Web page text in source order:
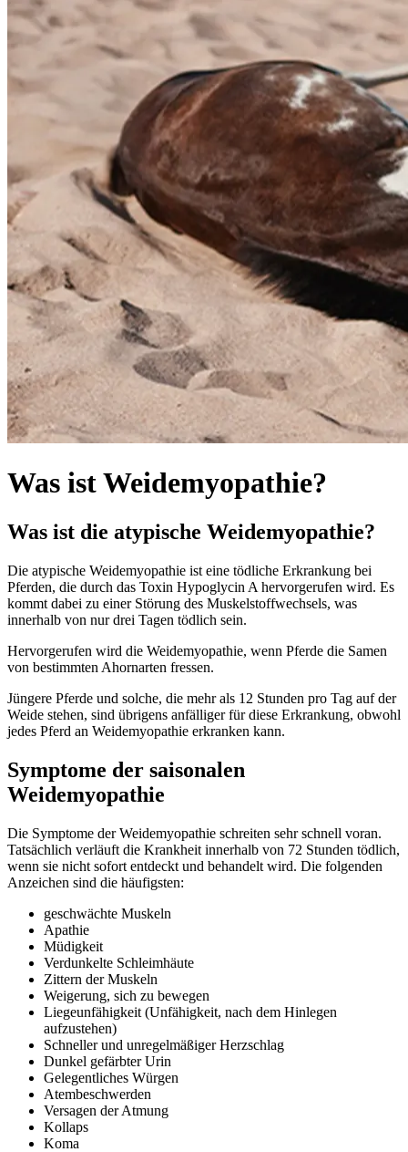
Was ist Weidemyopathie?
Was ist die atypische Weidemyopathie?
Die atypische Weidemyopathie ist eine tödliche Erkrankung bei
Pferden, die durch das Toxin Hypoglycin A hervorgerufen wird. Es
kommt dabei zu einer Störung des Muskelstoffwechsels, was
innerhalb von nur drei Tagen tödlich sein.
Hervorgerufen wird die Weidemyopathie, wenn Pferde die Samen
von bestimmten Ahornarten fressen.
Jüngere Pferde und solche, die mehr als 12 Stunden pro Tag auf der
Weide stehen, sind übrigens anfälliger für diese Erkrankung, obwohl
jedes Pferd an Weidemyopathie erkranken kann.
Symptome der saisonalen
Weidemyopathie
Die Symptome der Weidemyopathie schreiten sehr schnell voran.
Tatsächlich verläuft die Krankheit innerhalb von 72 Stunden tödlich,
wenn sie nicht sofort entdeckt und behandelt wird. Die folgenden
Anzeichen sind die häufigsten:
geschwächte Muskeln
Apathie
Müdigkeit
Verdunkelte Schleimhäute
Zittern der Muskeln
Weigerung, sich zu bewegen
Liegeunfähigkeit (Unfähigkeit, nach dem Hinlegen
aufzustehen)
Schneller und unregelmäßiger Herzschlag
Dunkel gefärbter Urin
Gelegentliches Würgen
Atembeschwerden
Versagen der Atmung
Kollaps
Koma